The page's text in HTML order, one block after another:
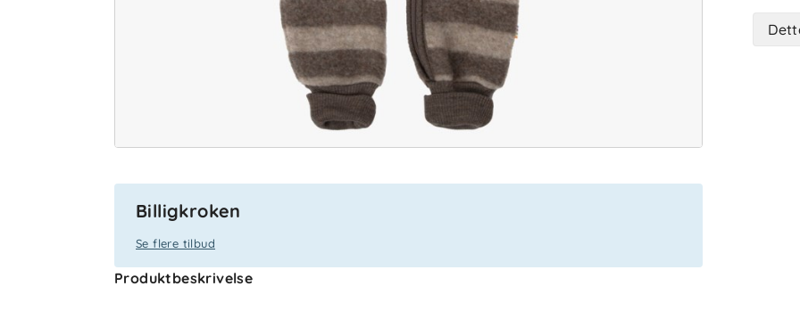
Billigkroken
Se flere tilbud
Produktbeskrivelse